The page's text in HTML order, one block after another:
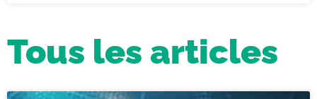
Tous les articles